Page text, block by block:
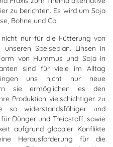
zu berichten. Es wird um Soja
Bohne und Co.
nur für die Fütterung von
Speiseplan. Linsen in
von Hummus und Soja in
sind für viele im Alltag
uns nicht nur neue
sie ermöglichen es den
Produktion vielschichtiger zu
so widerstandsfähiger und
Dünger und Treibstoff, sowie
aufgrund globaler Konflikte
Herausforderung für die